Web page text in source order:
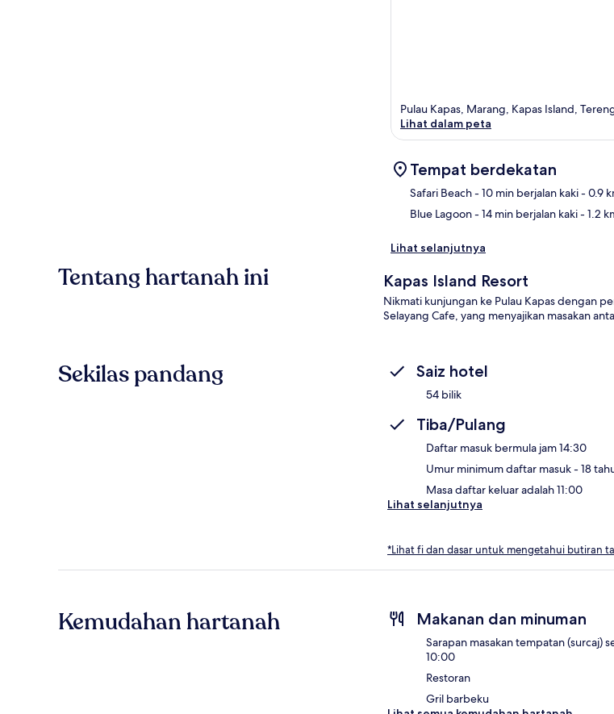
Pulau Kapas, Marang, Kapas Island,
Lihat dalam peta
Tempat berdekatan
Safari Beach- 10 min berjalan kaki- 0.9
Blue Lagoon- 14 min berjalan kaki- 1.2
Lihat selanjutnya
Tentang hartanah ini Kapas Island Resort
Nikmati kunjungan ke Pulau Kapas dengan
Selayang Cafe, yang menyajikan masakan
Sekilas pandang Saiz hotel
54 bilik
Tiba/Pulang
Daftar masuk bermula jam 14:30
Umur minimum daftar masuk - 18
Masa daftar keluar adalah 11:00
Lihat selanjutnya
*Lihat fi dan dasar untuk mengetahui butiran
Kemudahan hartanah Makanan dan minuman
Sarapan masakan tempatan (surcaj)
10:00
Restoran
Gril barbeku